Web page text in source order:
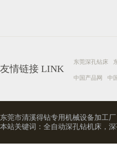
友情链接 LINK
东莞深孔钻床
中国产品网 中
东莞市清溪得钻专用机械设备加工
本站关键词： 全自动深孔钻机床 ，